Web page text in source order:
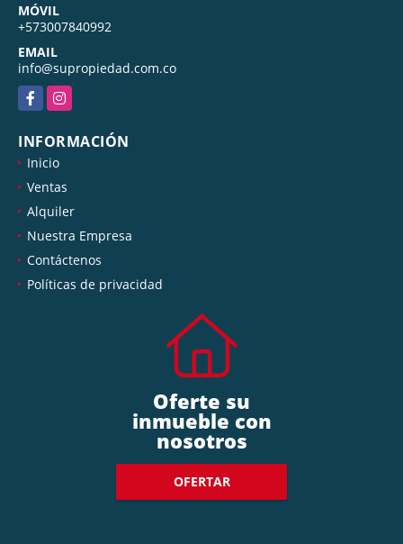
MÓVIL
+573007840992
EMAIL
info@supropiedad.com.co
FacebookInstagram
INFORMACIÓN
Inicio
Ventas
Alquiler
Nuestra Empresa
Contáctenos
Políticas de privacidad
Oferte su
inmueble con
nosotros
OFERTAR